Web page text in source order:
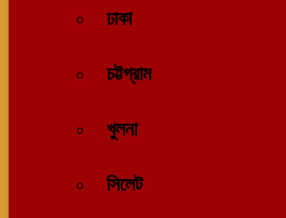
ঢাকা
চট্টগ্রাম
খুলনা
সিলেট